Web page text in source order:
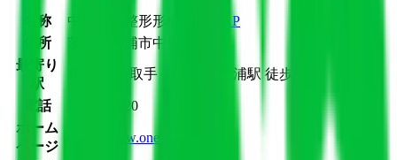
名称 中央大祢整形形成外科
MAP
住所
茨城県土浦市中央2-9-2
最寄り
駅
JR常磐線(取手～いわき) 土浦駅 徒歩
電話
0298210220
ホーム
ページ
https://www.one-cos.jp/